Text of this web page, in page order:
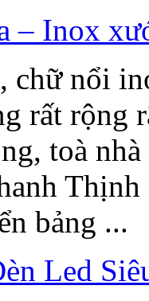
– Inox
chữ nổi
rất rộng
toà
bảng ...
Led